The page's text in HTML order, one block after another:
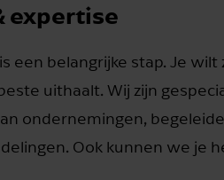
expertise
een belangrijke stap. Je
uithaalt. Wij zijn
ondernemingen,
Ook kunnen we je